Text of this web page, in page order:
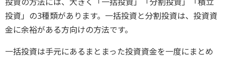
投資」の3種類があります。一括投資と分割投資は、投資資
金に余裕がある方向けの方法です。
一括投資は手元にあるまとまった投資資金を一度にまとめ